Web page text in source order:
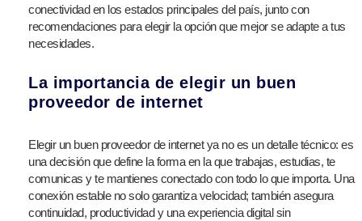
conectividad en los estados principales del país, junto con
recomendaciones para elegir la opción que mejor se adapte a tus
necesidades.
La importancia de elegir un buen
proveedor de internet
Elegir un buen proveedor de internet ya no es un detalle técnico: es
una decisión que define la forma en la que trabajas, estudias, te
comunicas y te mantienes conectado con todo lo que importa. Una
conexión estable no solo garantiza velocidad; también asegura
continuidad, productividad y una experiencia digital sin